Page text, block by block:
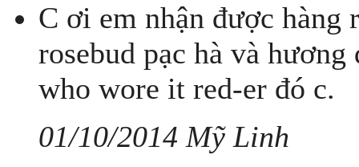
C ơi em nhận được
rosebud pạc hà và
who wore it red-er đó c.
01/10/2014 Mỹ Linh